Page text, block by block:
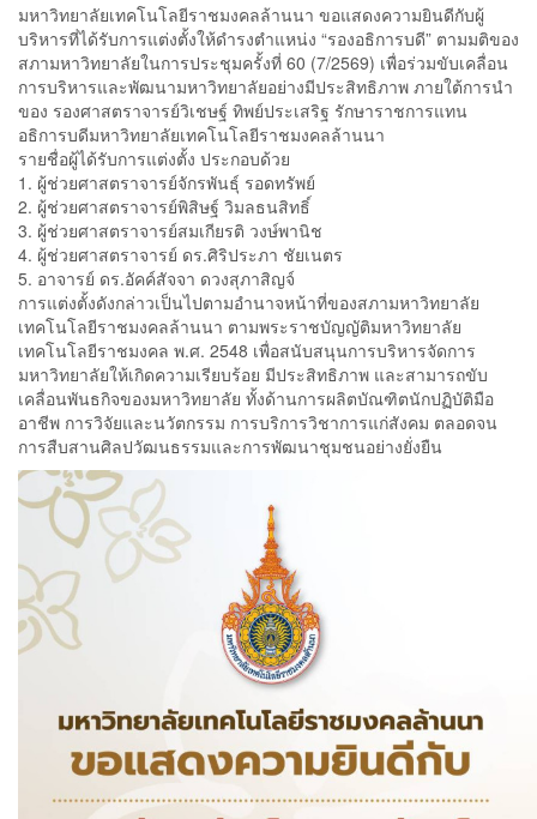
มหาวิทยาลัยเทคโนโลยีราชมงคลล้านนา ขอแสดงความยินดีกับผู้
บริหารที่ได้รับการแต่งตั้งให้ดำรงตำแหน่ง “รองอธิการบดี” ตามมติของ
สภามหาวิทยาลัยในการประชุมครั้งที่ 60 (7/2569) เพื่อร่วมขับเคลื่อน
การบริหารและพัฒนามหาวิทยาลัยอย่างมีประสิทธิภาพ ภายใต้การนำ
ของ รองศาสตราจารย์วิเชษฐ์ ทิพย์ประเสริฐ รักษาราชการแทน
อธิการบดีมหาวิทยาลัยเทคโนโลยีราชมงคลล้านนา
รายชื่อผู้ได้รับการแต่งตั้ง ประกอบด้วย
1. ผู้ช่วยศาสตราจารย์จักรพันธุ์ รอดทรัพย์
2. ผู้ช่วยศาสตราจารย์พิสิษฐ์ วิมลธนสิทธิ์
3. ผู้ช่วยศาสตราจารย์สมเกียรติ วงษ์พานิช
4. ผู้ช่วยศาสตราจารย์ ดร.ศิริประภา ชัยเนตร
5. อาจารย์ ดร.อัคค์สัจจา ดวงสุภาสิญจ์
การแต่งตั้งดังกล่าวเป็นไปตามอำนาจหน้าที่ของสภามหาวิทยาลัย
เทคโนโลยีราชมงคลล้านนา ตามพระราชบัญญัติมหาวิทยาลัย
เทคโนโลยีราชมงคล พ.ศ. 2548 เพื่อสนับสนุนการบริหารจัดการ
มหาวิทยาลัยให้เกิดความเรียบร้อย มีประสิทธิภาพ และสามารถขับ
เคลื่อนพันธกิจของมหาวิทยาลัย ทั้งด้านการผลิตบัณฑิตนักปฏิบัติมือ
อาชีพ การวิจัยและนวัตกรรม การบริการวิชาการแก่สังคม ตลอดจน
การสืบสานศิลปวัฒนธรรมและการพัฒนาชุมชนอย่างยั่งยืน